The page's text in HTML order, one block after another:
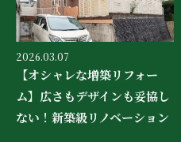
2026.03.07
【オシャレな増築リフォー
ム】広さもデザインも妥協し
ない！新築級リノベーション